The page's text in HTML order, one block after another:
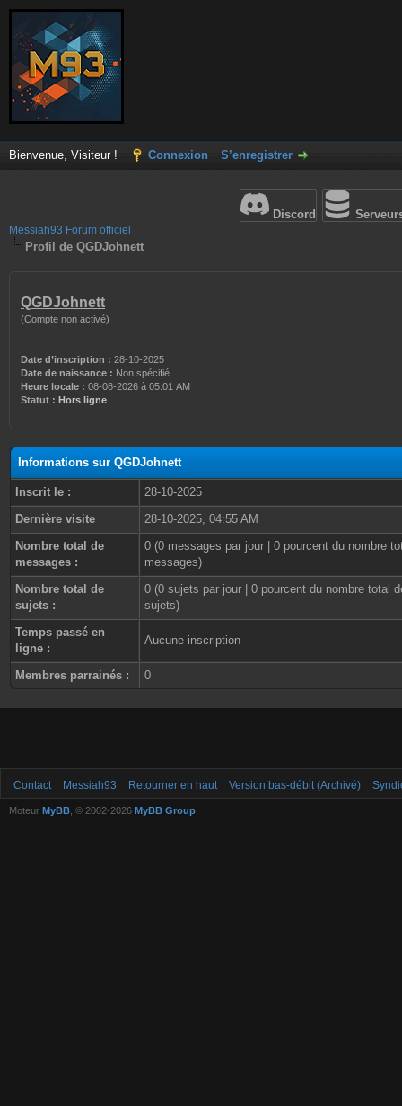
Bienvenue, Visiteur ! Connexion S’enregistrer
Discord
Messiah93 Forum officiel
Profil de QGDJohnett
QGDJohnett
(Compte non activé)
Date d’inscription : 28-10-2025
Date de naissance : Non spécifié
Heure locale : 08-08-2026 à 05:01 AM
Statut : Hors ligne
Informations sur QGDJohnett
Inscrit le :
28-10-2025
Dernière visite
28-10-2025, 04:55 AM
Nombre total de
messages :
0 (0 messages par jour | 0 pourcent du nombre
messages)
Nombre total de
sujets :
0 (0 sujets par jour | 0 pourcent du nombre total
sujets)
Temps passé en
ligne :
Aucune inscription
Membres parrainés : 0
Contact Messiah93 Retourner en haut Version bas-débit (Archivé)
Moteur MyBB , © 2002-2026 MyBB Group